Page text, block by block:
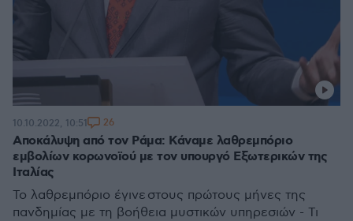
Αποκάλυψη από τον Ράμα: Κάναμε λαθρεμπόριο
εμβολίων κορωνοϊού με τον υπουργό Εξωτερικών της
Ιταλίας
Το λαθρεμπόριο έγινε στους πρώτους μήνες της
πανδημίας με τη βοήθεια μυστικών υπηρεσιών - Τι
10.10.2022, 10:51 26